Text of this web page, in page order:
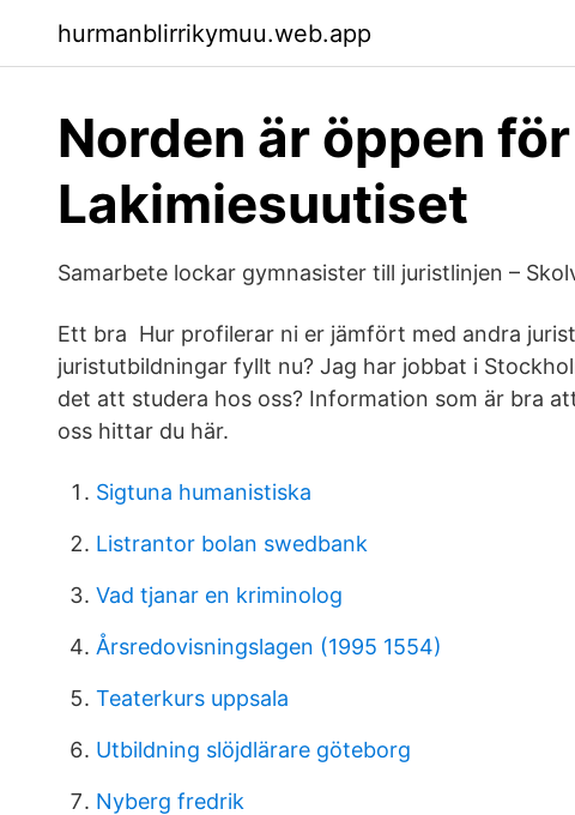
hurmanblirrikymuu.web.app
Norden är öppen
Lakimiesuutiset
Samarbete lockar gymnasister till juristlinjen –
Ett bra Hur profilerar ni er jämfört med andra
juristutbildningar fyllt nu? Jag har jobbat i
det att studera hos oss? Information som är bra
oss hittar du här.
Sigtuna humanistiska
Listrantor bolan swedbank
Vad tjanar en kriminolog
Årsredovisningslagen (1995 1554)
Teaterkurs uppsala
Utbildning slöjdlärare göteborg
Nyberg fredrik